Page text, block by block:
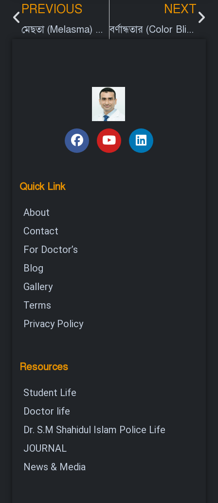
PREVIOUS
মেছতা (Melasma) কেন হয় এবং মেছতা নিরাময় আকুপাংচার চিকিৎসা
NEXT
বর্ণান্ধতার (Color Blindness) কারণ, লক্ষণ এবং আকুপাংচার চিকিৎসা
Quick Link
About
Contact
For Doctor’s
Blog
Gallery
Terms
Privacy Policy
Resources
Student Life
Doctor life
Dr. S.M Shahidul Islam Police Life
JOURNAL
News & Media